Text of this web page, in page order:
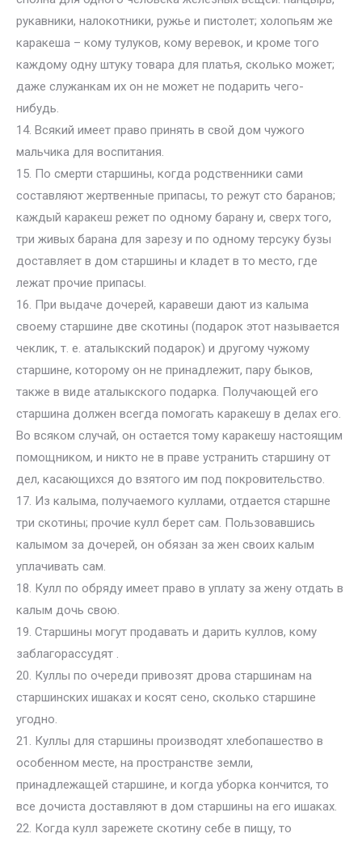
рукавники, налокотники, ружье и пистолет; холопьям же
каракеша – кому тулуков, кому веревок, и кроме того
каждому одну штуку товара для платья, сколько может;
даже служанкам их он не может не подарить чего-
нибудь.
14. Всякий имеет право принять в свой дом чужого
мальчика для воспитания.
15. По смерти старшины, когда родственники сами
составляют жертвенные припасы, то режут сто баранов;
каждый каракеш режет по одному барану и, сверх того,
три живых барана для зарезу и по одному терсуку бузы
доставляет в дом старшины и кладет в то место, где
лежат прочие припасы.
16. При выдаче дочерей, каравеши дают из калыма
своему старшине две скотины (подарок этот называется
чеклик, т. е. аталыкский подарок) и другому чужому
старшине, которому он не принадлежит, пару быков,
также в виде аталыкского подарка. Получающей его
старшина должен всегда помогать каракешу в делах его.
Во всяком случай, он остается тому каракешу настоящим
помощником, и никто не в праве устранить старшину от
дел, касающихся до взятого им под покровительство.
17. Из калыма, получаемого куллами, отдается старшне
три скотины; прочие кулл берет сам. Пользовавшись
калымом за дочерей, он обязан за жен своих калым
уплачивать сам.
18. Кулл по обряду имеет право в уплату за жену отдать в
калым дочь свою.
19. Старшины могут продавать и дарить куллов, кому
заблагорассудят .
20. Куллы по очереди привозят дрова старшинам на
старшинских ишаках и косят сено, сколько старшине
угодно.
21. Куллы для старшины производят хлебопашество в
особенном месте, на пространстве земли,
принадлежащей старшине, и когда уборка кончится, то
все дочиста доставляют в дом старшины на его ишаках.
22. Когда кулл зарежете скотину себе в пищу, то